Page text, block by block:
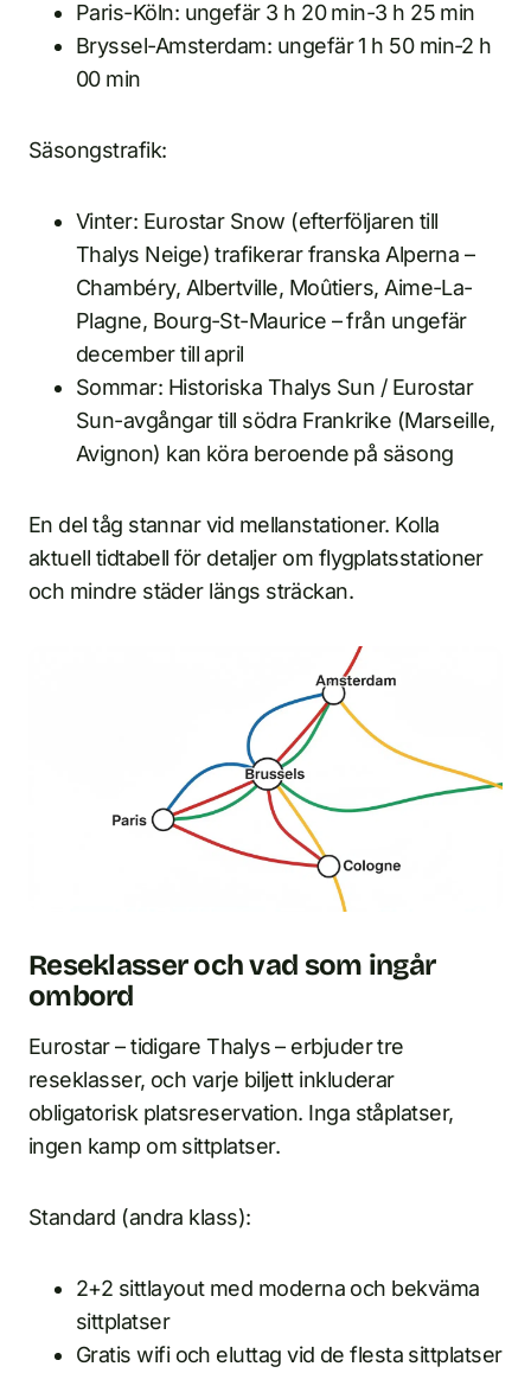
Paris-Köln: ungefär 3 h 20 min-3 h 25 min
Bryssel-Amsterdam: ungefär 1 h 50 min-2 h
00 min
Säsongstrafik:
Vinter: Eurostar Snow (efterföljaren till
Thalys Neige) trafikerar franska Alperna –
Chambéry, Albertville, Moûtiers, Aime-La-
Plagne, Bourg-St-Maurice – från ungefär
december till april
Sommar: Historiska Thalys Sun / Eurostar
Sun-avgångar till södra Frankrike (Marseille,
Avignon) kan köra beroende på säsong
En del tåg stannar vid mellanstationer. Kolla
aktuell tidtabell för detaljer om flygplatsstationer
och mindre städer längs sträckan.
Reseklasser och vad som ingår
ombord
Eurostar – tidigare Thalys – erbjuder tre
reseklasser, och varje biljett inkluderar
obligatorisk platsreservation. Inga ståplatser,
ingen kamp om sittplatser.
Standard (andra klass):
2+2 sittlayout med moderna och bekväma
sittplatser
Gratis wifi och eluttag vid de flesta sittplatser